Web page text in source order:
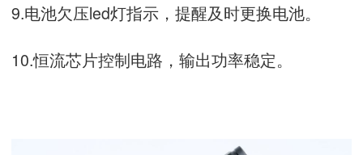
9.电池欠压led灯指示，提醒及时更换电池。
10.恒流芯片控制电路，输出功率稳定。